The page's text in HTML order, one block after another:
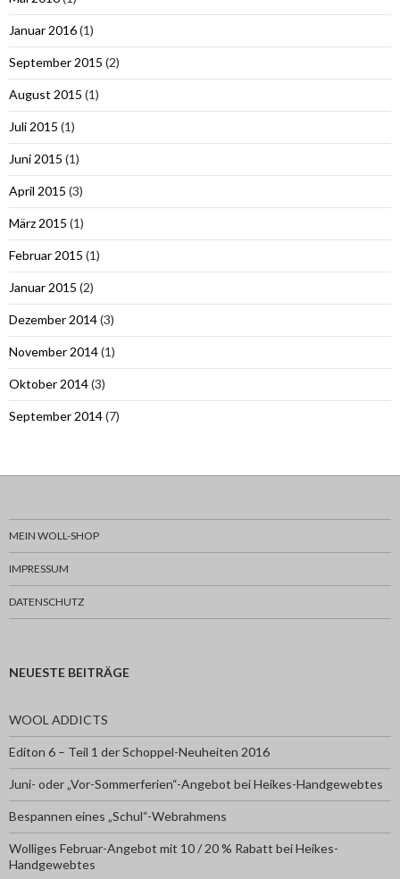
Januar 2016(1)
September 2015 (2)
August 2015 (1)
Juli 2015 (1)
Juni 2015 (1)
April 2015 (3)
März 2015 (1)
Februar 2015 (1)
Januar 2015 (2)
Dezember 2014(3)
November 2014(1)
Oktober 2014(3)
September 2014(7)
MEIN WOLL-SHOP
IMPRESSUM
DATENSCHUTZ
NEUESTE BEITRÄGE
WOOL ADDICTS
Editon 6 – Teil 1 der Schoppel-Neuheiten 2016
Juni- oder „Vor-Sommerferien“-Angebot bei Heikes-Handgewebtes
Bespannen eines „Schul“-Webrahmens
Wolliges Februar-Angebot mit 10 / 20 % Rabatt bei Heikes-
Handgewebtes